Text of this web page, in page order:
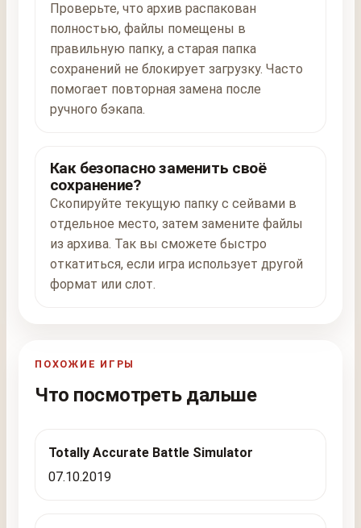
Проверьте, что архив распакован
полностью, файлы помещены в
правильную папку, а старая папка
сохранений не блокирует загрузку. Часто
помогает повторная замена после
ручного бэкапа.
Как безопасно заменить своё
сохранение?
Скопируйте текущую папку с сейвами в
отдельное место, затем замените файлы
из архива. Так вы сможете быстро
откатиться, если игра использует другой
формат или слот.
ПОХОЖИЕ ИГРЫ
Что посмотреть дальше
Totally Accurate Battle Simulator
07.10.2019